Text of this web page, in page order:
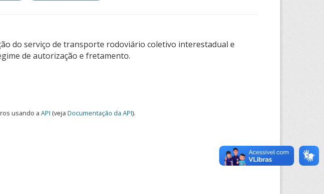
do serviço de transporte rodoviário coletivo interestadual e
de autorização e fretamento.
usando a API (veja Documentação da API).